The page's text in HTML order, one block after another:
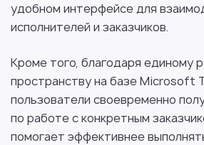
удобном интерфейсе для
исполнителей и заказчиков.
Кроме того, благодаря единому
пространству на базе Microsoft
пользователи своевременно
по работе с конкретным
помогает эффективнее